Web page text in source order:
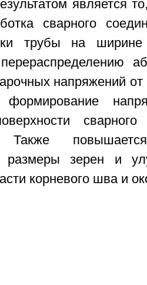
является
сварного
трубы на
перераспределению
напряжений
формирование
повышается
размеры зерен и
корневого шва и